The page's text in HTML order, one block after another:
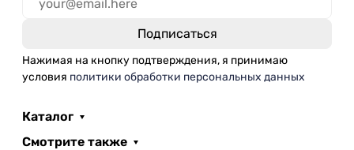
Нажимая на кнопку подтверждения, я принимаю
условия политики обработки персональных данных
Каталог
Смотрите также